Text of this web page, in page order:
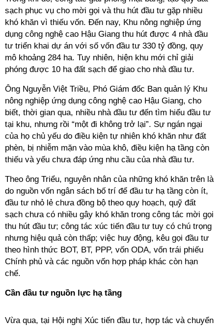
sạch phục vụ cho mời gọi và thu hút đầu tư gặp nhiều
khó khăn vì thiếu vốn. Đến nay, Khu nông nghiệp ứng
dụng công nghệ cao Hậu Giang thu hút được 4 nhà đầu
tư triển khai dự án với số vốn đầu tư 330 tỷ đồng, quy
mô khoảng 284 ha. Tuy nhiên, hiện khu mới chỉ giải
phóng được 10 ha đất sạch để giao cho nhà đầu tư.
Ông Nguyễn Việt Triều, Phó Giám đốc Ban quản lý Khu
nông nghiệp ứng dụng công nghệ cao Hậu Giang, cho
biết, thời gian qua, nhiều nhà đầu tư đến tìm hiểu đầu tư
tại khu, nhưng rồi “một đi không trở lại”. Sự ngán ngại
của họ chủ yếu do điều kiện tự nhiên khó khăn như đất
phèn, bị nhiễm mặn vào mùa khô, điều kiện hạ tầng còn
thiếu và yếu chưa đáp ứng nhu cầu của nhà đầu tư.
Theo ông Triểu, nguyên nhân của những khó khăn trên là
do nguồn vốn ngân sách bố trí để đầu tư hạ tầng còn ít,
đầu tư nhỏ lẻ chưa đồng bộ theo quy hoạch, quỹ đất
sạch chưa có nhiều gây khó khăn trong công tác mời gọi
thu hút đầu tư; công tác xúc tiến đầu tư tuy có chú trọng
nhưng hiệu quả còn thấp; việc huy động, kêu gọi đầu tư
theo hình thức BOT, BT, PPP, vốn ODA, vốn trái phiếu
Chính phủ và các nguồn vốn hợp pháp khác còn hạn
chế.
Cần đầu tư nguồn lực hạ tầng
Vừa qua, tại Hội nghị Xúc tiến đầu tư, hợp tác và chuyển